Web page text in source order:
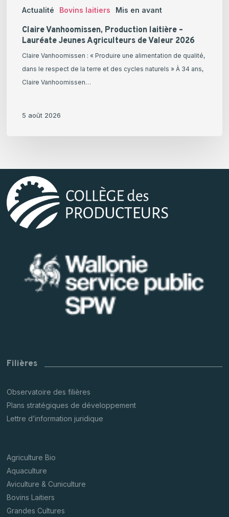
Actualité Bovins laitiers Mis en avant
Claire Vanhoomissen, Production laitière –
Lauréate Jeunes Agriculteurs de Valeur 2026
Claire Vanhoomissen : « Produire une alimentation de qualité,
dans le respect de la terre et des cycles naturels » À 34 ans,
Claire Vanhoomissen…
5 août 2026
Filières
Observatoire des filières
Plans stratégiques de développement
Lettre d’information juridique
Agriculture Bio
Aquaculture
Aviculture & Cuniculture
Bovins Laitiers
Grandes Cultures